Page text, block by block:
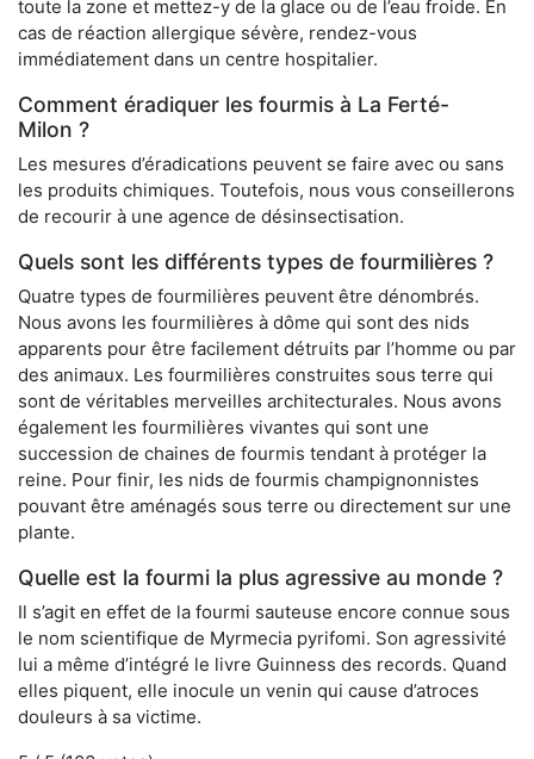
toute la zone et mettez-y de la glace ou de l’eau froide. En
cas de réaction allergique sévère, rendez-vous
immédiatement dans un centre hospitalier.
Comment éradiquer les fourmis à La Ferté-
Milon ?
Les mesures d’éradications peuvent se faire avec ou sans
les produits chimiques. Toutefois, nous vous conseillerons
de recourir à une agence de désinsectisation.
Quels sont les différents types de fourmilières ?
Quatre types de fourmilières peuvent être dénombrés.
Nous avons les fourmilières à dôme qui sont des nids
apparents pour être facilement détruits par l’homme ou par
des animaux. Les fourmilières construites sous terre qui
sont de véritables merveilles architecturales. Nous avons
également les fourmilières vivantes qui sont une
succession de chaines de fourmis tendant à protéger la
reine. Pour finir, les nids de fourmis champignonnistes
pouvant être aménagés sous terre ou directement sur une
plante.
Quelle est la fourmi la plus agressive au monde ?
Il s’agit en effet de la fourmi sauteuse encore connue sous
le nom scientifique de Myrmecia pyrifomi. Son agressivité
lui a même d’intégré le livre Guinness des records. Quand
elles piquent, elle inocule un venin qui cause d’atroces
douleurs à sa victime.